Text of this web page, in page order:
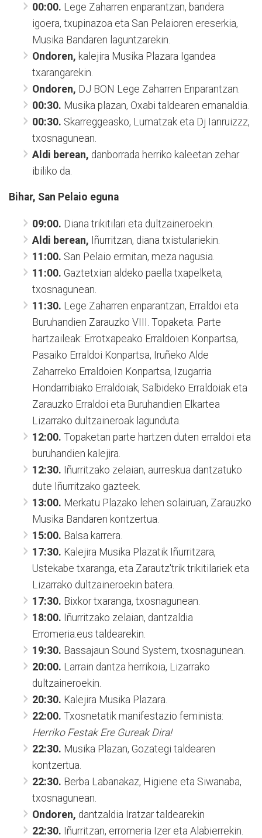
​​​​​​00:00. Lege Zaharren enparantzan, bandera
igoera, txupinazoa eta San Pelaioren ereserkia,
Musika Bandaren laguntzarekin.
Ondoren, kalejira Musika Plazara Igandea
txarangarekin.
Ondoren, DJ BON Lege Zaharren Enparantzan.
00:30. Musika plazan, Oxabi taldearen emanaldia.
00:30. Skarreggeasko, Lumatzak eta Dj Ianruizzz,
txosnagunean.
Aldi berean, danborrada herriko kaleetan zehar
ibiliko da.
Bihar, San Pelaio eguna
09:00. Diana trikitilari eta dultzaineroekin.
Aldi berean, Iñurritzan, diana txistulariekin.
11:00. San Pelaio ermitan, meza nagusia.
11:00. Gaztetxian aldeko paella txapelketa,
txosnagunean.
11:30. Lege Zaharren enparantzan, Erraldoi eta
Buruhandien Zarauzko VIII. Topaketa. Parte
hartzaileak: Errotxapeako Erraldoien Konpartsa,
Pasaiko Erraldoi Konpartsa, Iruñeko Alde
Zaharreko Erraldoien Konpartsa, Izugarria
Hondarribiako Erraldoiak, Salbideko Erraldoiak eta
Zarauzko Erraldoi eta Buruhandien Elkartea
Lizarrako dultzaineroak lagunduta.
12:00. Topaketan parte hartzen duten erraldoi eta
buruhandien kalejira.
12:30. Iñurritzako zelaian, aurreskua dantzatuko
dute Iñurritzako gazteek.
13:00. Merkatu Plazako lehen solairuan, Zarauzko
Musika Bandaren kontzertua.
15:00. Balsa karrera.
17:30. Kalejira Musika Plazatik Iñurritzara,
Ustekabe txaranga, eta Zarautz'trik trikitilariek eta
Lizarrako dultzaineroekin batera.
17:30. Bixkor txaranga, txosnagunean.
18:00. Iñurritzako zelaian, dantzaldia
Erromeria.eus taldearekin.
19:30. Bassajaun Sound System, txosnagunean.
20:00. Larrain dantza herrikoia, Lizarrako
dultzaineroekin.
20:30. Kalejira Musika Plazara.
22:00. Txosnetatik manifestazio feminista:
Herriko Festak Ere Gureak Dira!
22:30. Musika Plazan, Gozategi taldearen
kontzertua.
22:30. Berba Labanakaz, Higiene eta Siwanaba,
txosnagunean.
Ondoren, dantzaldia Iratzar taldearekin
22:30. Iñurritzan, erromeria Izer eta Alabierrekin.